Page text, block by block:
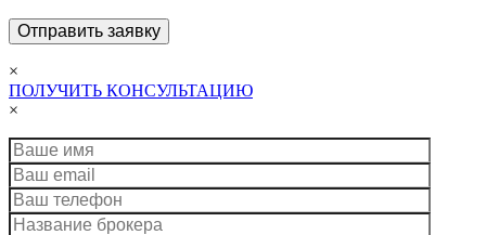
×
ПОЛУЧИТЬ КОНСУЛЬТАЦИЮ
×